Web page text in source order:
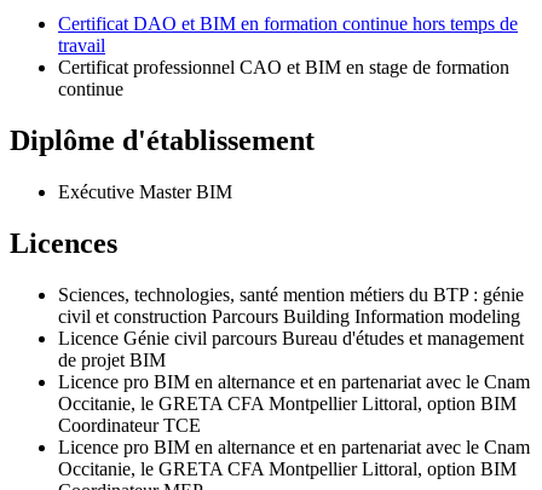
Certificat DAO et BIM en formation continue hors temps de
travail
Certificat professionnel CAO et BIM en stage de formation
continue
Diplôme d'établissement
Exécutive Master BIM
Licences
Sciences, technologies, santé mention métiers du BTP : génie
civil et construction Parcours Building Information modeling
Licence Génie civil parcours Bureau d'études et management
de projet BIM
Licence pro BIM en alternance et en partenariat avec le Cnam
Occitanie, le GRETA CFA Montpellier Littoral, option BIM
Coordinateur TCE
Licence pro BIM en alternance et en partenariat avec le Cnam
Occitanie, le GRETA CFA Montpellier Littoral, option BIM